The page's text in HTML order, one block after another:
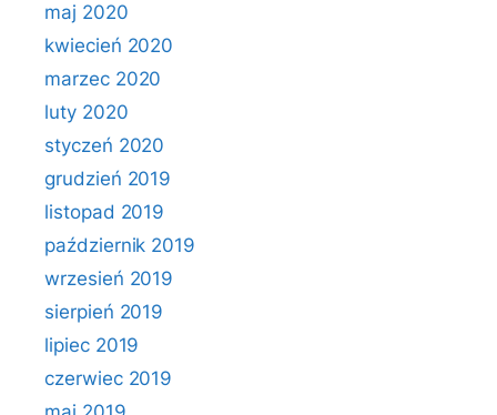
maj 2020
kwiecień 2020
marzec 2020
luty 2020
styczeń 2020
grudzień 2019
listopad 2019
październik 2019
wrzesień 2019
sierpień 2019
lipiec 2019
czerwiec 2019